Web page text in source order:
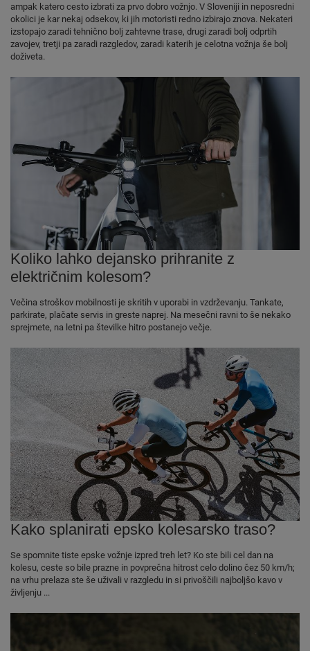
ampak katero cesto izbrati za prvo dobro vožnjo. V Sloveniji in neposredni
okolici je kar nekaj odsekov, ki jih motoristi redno izbirajo znova. Nekateri
izstopajo zaradi tehnično bolj zahtevne trase, drugi zaradi bolj odprtih
zavojev, tretji pa zaradi razgledov, zaradi katerih je celotna vožnja še bolj
doživeta.
Koliko lahko dejansko prihranite z
električnim kolesom?
Večina stroškov mobilnosti je skritih v uporabi in vzdrževanju. Tankate,
parkirate, plačate servis in greste naprej. Na mesečni ravni to še nekako
sprejmete, na letni pa številke hitro postanejo večje.
Kako splanirati epsko kolesarsko traso?
Se spomnite tiste epske vožnje izpred treh let? Ko ste bili cel dan na
kolesu, ceste so bile prazne in povprečna hitrost celo dolino čez 50 km/h;
na vrhu prelaza ste še uživali v razgledu in si privoščili najboljšo kavo v
življenju ...